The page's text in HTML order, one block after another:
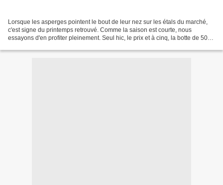
Lorsque les asperges pointent le bout de leur nez sur les étals du marché,
c'est signe du printemps retrouvé. Comme la saison est courte, nous
essayons d'en profiter pleinement. Seul hic, le prix et à cinq, la botte de 500